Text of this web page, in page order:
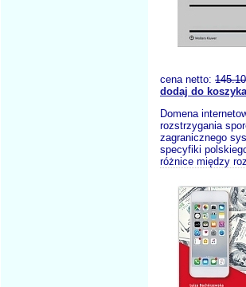
cena netto: 145.10
dodaj do koszyka
Domena
rozstrzygania
zagranicznego
specyfiki
różnice między